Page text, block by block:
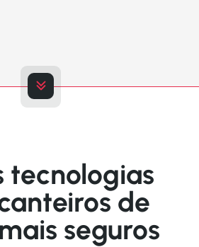
tecnologias
de
seguros